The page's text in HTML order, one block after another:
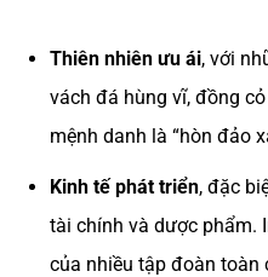
Thiên nhiên ưu ái, với
vách đá hùng vĩ, đồng
mệnh danh là “hòn đảo
Kinh tế phát triển, đặc
tài chính và dược phẩm.
của nhiều tập đoàn toàn